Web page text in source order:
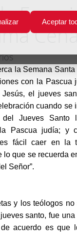
Aceptar
la Semana
con la Pascua
el jueves
cuando se
Jueves Santo
la Pascua judía; y
es fácil caer en la
lo que se recuerda
Señor”.
y los teólogos
santo, fue
de acuerdo es